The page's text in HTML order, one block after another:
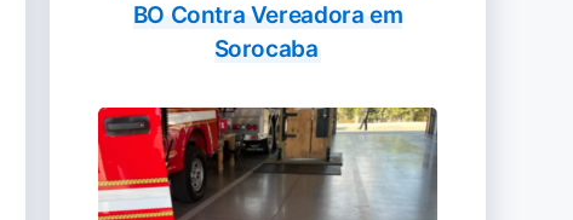
BO Contra Vereadora em
Sorocaba